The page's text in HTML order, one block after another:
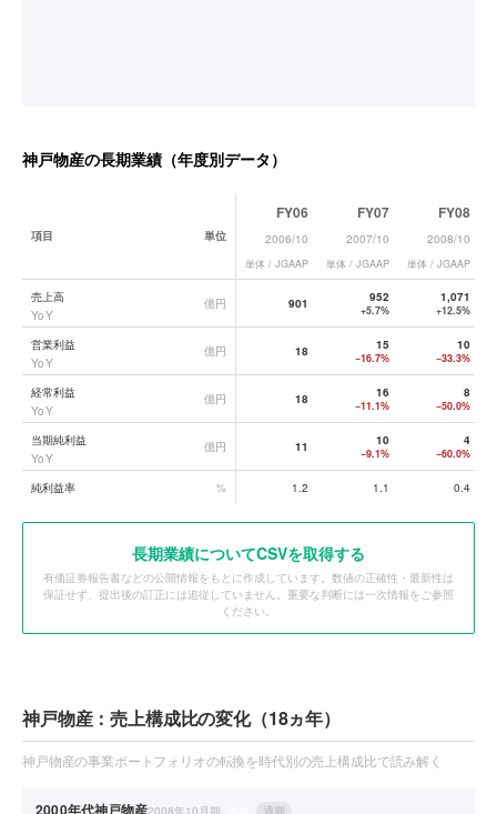
神戸物産の長期業績（年度別データ）
神戸物産
項目 単位
FY06
2006/10
単体 / JGAAP
FY07
2007/10
単体 / JGAAP
FY08
2008/10
単体 / JGAAP
売上高
YoY
億円 901 952
+5.7%
1,071
+12.5%
営業利益
YoY
億円 18 15
−16.7%
10
−33.3%
経常利益
YoY
億円 18 16
−11.1%
8
−50.0%
当期純利益
YoY
億円 11 10
−9.1%
4
−60.0%
純利益率 % 1.2 1.1 0.4
長期業績についてCSVを取得する
有価証券報告書などの公開情報をもとに作成しています。数値の正確性・最新性は
保証せず、提出後の訂正には追従していません。重要な判断には一次情報をご参照
ください。
神戸物産：売上構成比の変化（18ヵ年）
神戸物産の事業ポートフォリオの転換を時代別の売上構成比で読み解く
2000年代神戸物産2008年10月期 通期